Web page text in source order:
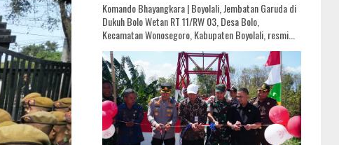
Komando Bhayangkara | Boyolali, Jembatan Garuda di
Dukuh Bolo Wetan RT 11/RW 03, Desa Bolo,
Kecamatan Wonosegoro, Kabupaten Boyolali, resmi...